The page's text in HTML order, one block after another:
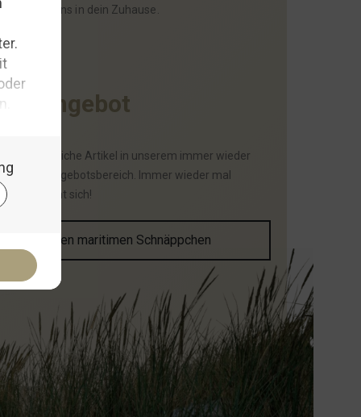
des Ozeans in dein Zuhause.
I ngebot
zahlreiche Artikel in unserem immer wieder
Angebotsbereich. Immer wieder mal
lohnt sich!
Zu den maritimen Schnäppchen